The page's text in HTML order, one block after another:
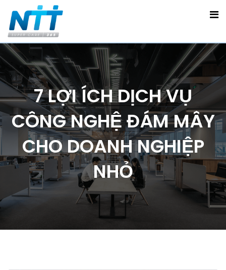
7 LỢI ÍCH DỊCH VỤ
CÔNG NGHỆ ĐÁM MÂY
CHO DOANH NGHIỆP
NHỎ